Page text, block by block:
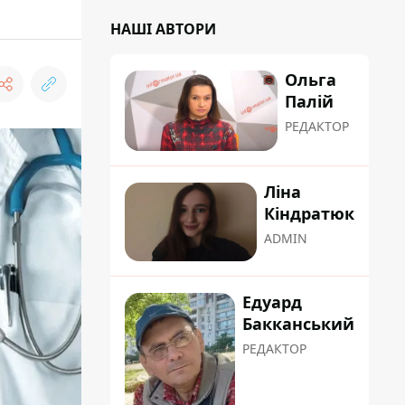
НАШІ АВТОРИ
Ольга
Палій
РЕДАКТОР
Ліна
Кіндратюк
ADMIN
Едуард
Бакканський
РЕДАКТОР